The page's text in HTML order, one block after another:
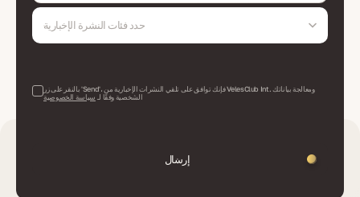
حيث تجتمع الفرص الحديثة مع الجمال الخالد.
حدد فئات النشرة الإخبارية
بالنقر على زر 'Send'، فإنك توافق على تلقي النشرات الإخبارية من VelesClub Int. ومعالجة بياناتك
الشخصية وفقًا لـ سياسة الخصوصية
إرسال